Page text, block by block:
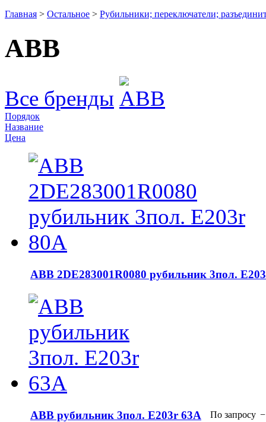
Главная > Остальное > Рубильники; переключатели;
ABB
Все бренды
Порядок
Название
Цена
АВВ 2DE283001R0080 рубильник 3пол.
АВВ рубильник 3пол. E203r 63A По запросу −